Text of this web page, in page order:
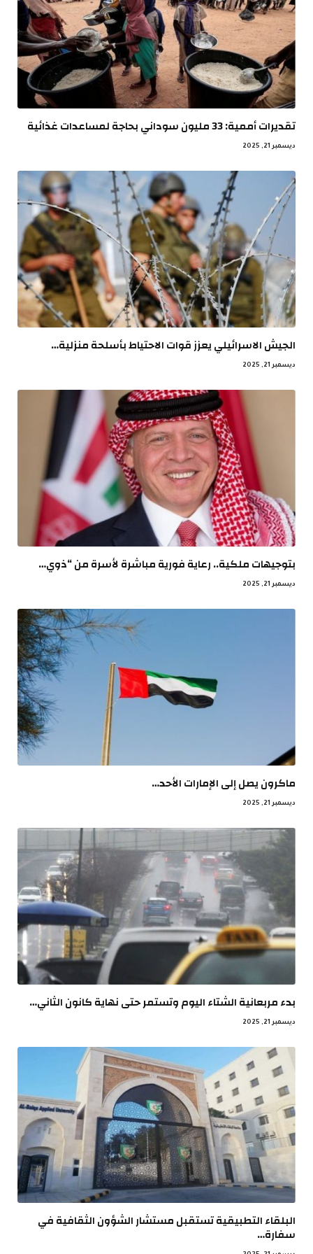
تقديرات أممية: 33 مليون سوداني بحاجة لمساعدات غذائية
ديسمبر 21, 2025
الجيش الاسرائيلي يعزز قوات الاحتياط بأسلحة منزلية…
ديسمبر 21, 2025
بتوجيهات ملكية.. رعاية فورية مباشرة لأسرة من “ذوي…
ديسمبر 21, 2025
ماكرون يصل إلى الإمارات الأحد…
ديسمبر 21, 2025
بدء مربعانية الشتاء اليوم وتستمر حتى نهاية كانون الثاني…
ديسمبر 21, 2025
البلقاء التطبيقية تستقبل مستشار الشؤون الثقافية في
سفارة…